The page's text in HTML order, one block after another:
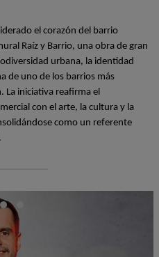
el corazón del barrio
Raíz y Barrio, una obra de gran
urbana, la identidad
de uno de los barrios más
La iniciativa reafirma el
con el arte, la cultura y la
como un referente